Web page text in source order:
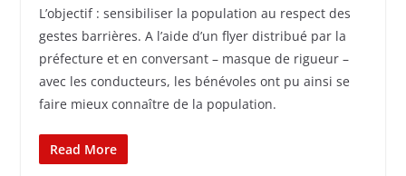
L’objectif : sensibiliser la population au respect des
gestes barrières. A l’aide d’un flyer distribué par la
préfecture et en conversant – masque de rigueur –
avec les conducteurs, les bénévoles ont pu ainsi se
faire mieux connaître de la population.
Read More